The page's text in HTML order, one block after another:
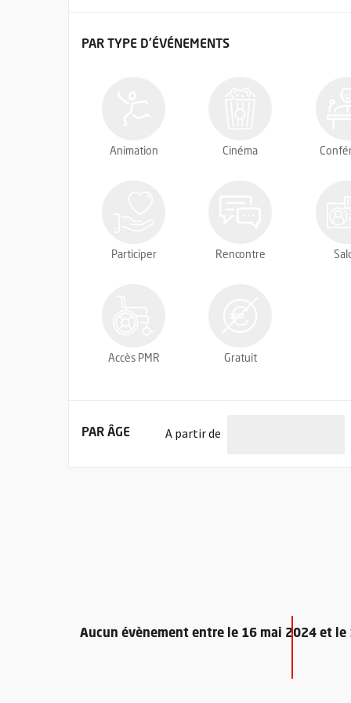
FILTRER LES ÉVÉNEMENTS
PAR TYPE D'ÉVÉNEMENTS
Animation Cinéma
Participer Rencontre
Accès PMR Gratuit
FILTRER LES ÉVÉNEMENTS
PAR ÂGE A partir de
Aucun évènement entre le 16 mai 2024 et le